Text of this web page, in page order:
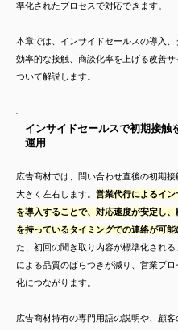
準化されたプロセスで対応できます。
本章では、インサイドセールスの導入
効率的な接触、商談化率を上げる改善サ
ついて解説します。
インサイドセールスで初期接触
運用
広告商材では、問い合わせ直後の初期接
大きく左右します。 営業代行によるイン
を導入することで、対応速度が安定し
を持っているタイミングでの連絡が可能
た、初回の聞き取り内容が標準化され
による品質のばらつきが減り、営業プロ
化につながります。
広告商材特有の専門用語の説明や、顧客